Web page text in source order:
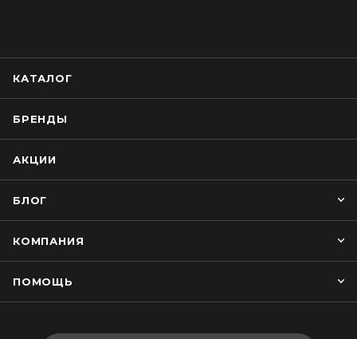
КАТАЛОГ
БРЕНДЫ
АКЦИИ
БЛОГ
КОМПАНИЯ
ПОМОЩЬ